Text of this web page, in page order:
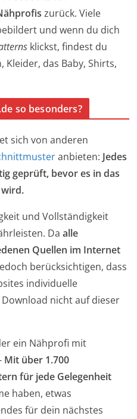
zurück. Viele
und wenn du dich
klickst, findest du
Kleider, das Baby, Shirts,
so besonders?
sich von anderen
anbieten: Jedes
geprüft, bevor es in das
und Vollständigkeit
Daalle
Quellen im Internet
berücksichtigen, dass
individuelle
nicht auf dieser
ein Nähprofi mit
Mit über 1.700
für jede Gelegenheit
haben, etwas
für dein nächstes